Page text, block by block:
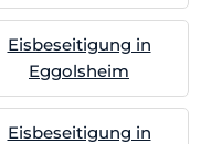
Eisbeseitigung in
Eggolsheim
Eisbeseitigung in